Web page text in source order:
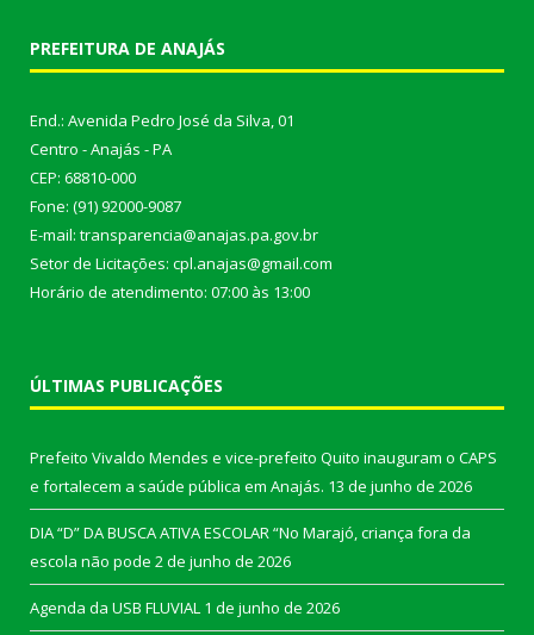
PREFEITURA DE ANAJÁS
End.: Avenida Pedro José da Silva, 01
Centro - Anajás - PA
CEP: 68810-000
Fone: (91) 92000-9087
E-mail: transparencia@anajas.pa.gov.br
Setor de Licitações: cpl.anajas@gmail.com
Horário de atendimento: 07:00 às 13:00
ÚLTIMAS PUBLICAÇÕES
Prefeito Vivaldo Mendes e vice-prefeito Quito inauguram o CAPS
e fortalecem a saúde pública em Anajás. 13 de junho de 2026
DIA “D” DA BUSCA ATIVA ESCOLAR “No Marajó, criança fora da
escola não pode 2 de junho de 2026
Agenda da USB FLUVIAL 1 de junho de 2026